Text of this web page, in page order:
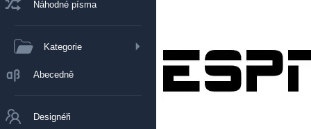
Náhodné písma
Kategorie
Abecedně
Designéři